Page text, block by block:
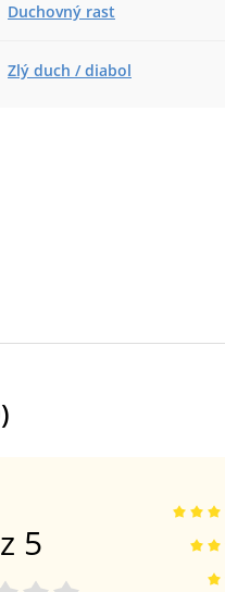
Duchovný rast
Zlý duch / diabol
)
z 5